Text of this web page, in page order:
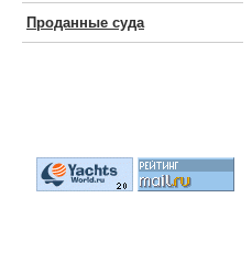
Проданные суда